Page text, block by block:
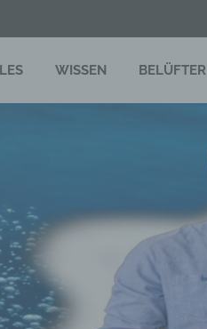
WISSEN BELÜFTER